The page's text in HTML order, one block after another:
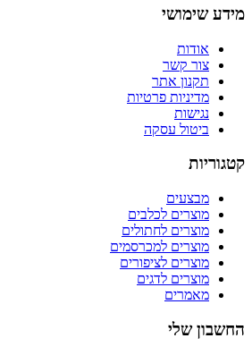
מידע שימושי
אודות
צור קשר
תקנון אתר
מדיניות פרטיות
נגישות
ביטול עסקה
קטגוריות
מבצעים
מוצרים לכלבים
מוצרים לחתולים
מוצרים למכרסמים
מוצרים לציפורים
מוצרים לדגים
מאמרים
החשבון שלי